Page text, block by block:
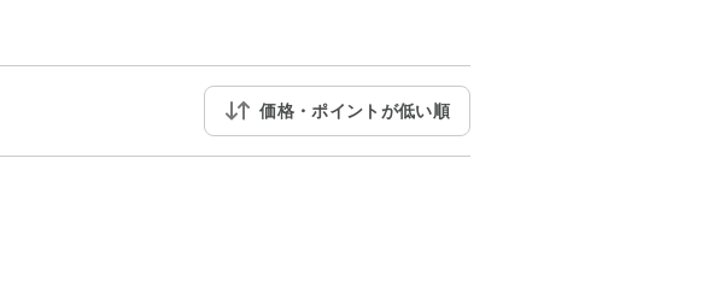
価格・ポイントが低い順